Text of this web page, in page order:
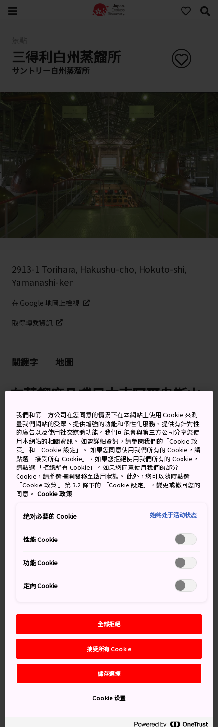
三得利白州蒸餾所
サントリー白州蒸溜所
2913-1 Torihara, Hakushu-cho, Hokuto-shi,
Yamanashi-ken
在 Google 地圖上檢視
取得轉乘資訊
關鍵字 地圖
在蒸餾廠品嚐日本南阿爾卑斯山
天然泉水釀造的威士忌
日本南阿爾卑斯山山腳下的森林中，有一間威士忌酒廠，
是當地非常受歡迎的觀光景點。若你喜歡喝威士忌，切勿
錯過在此體驗。
萬勿錯過
存放成千上萬桶威士忌的倉庫，以及威士忌蒸發
參觀行程結束後，蒸餾廠會讓你盡情試飲威士忌
（切勿空腹飲酒）
知識補給站
2006 年，三得利的單一麥芽威士忌「白州 18 年」贏得
交通方式
我們和第三方公司在您同意的情況下在本網站上使用 Cookie 來測
量我們網站的受眾、提供增強的功能和個性化服務、提供有針對性
的廣告以及使用社交媒體功能。我們可能會與第三方公司分享您使
用本網站的相關資訊。 如需詳細資訊，請參閱我們的「Cookie 政
策」和「Cookie 設定」。 如果您同意使用我們所有的 Cookie，請
點選「接受所有 Cookie」。如果您拒絕使用我們所有的 Cookie，
請點選 「拒絕所有 Cookie」。如果您同意使用我們的部分
Cookie，請將選擇開關移至啟用狀態。 此外，您可以隨時點選
「Cookie 政策 」第 3.2 條下的 「Cookie 設定」，變更或撤回您的
同意。 Cookie 政策
绝对必要的 Cookie 始终处于活动状态
性能 Cookie
功能 Cookie
定向 Cookie
全部拒絕
接受所有 Cookie
儲存選擇
Cookie 设置